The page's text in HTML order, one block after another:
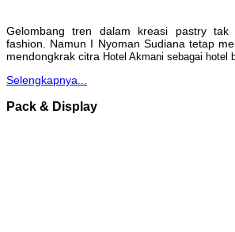
Gelombang tren dalam kreasi pastry tak
fashion. Namun I Nyoman Sudiana tetap
mendongkrak citra Hotel Akmani sebagai hotel
Selengkapnya...
Pack & Display